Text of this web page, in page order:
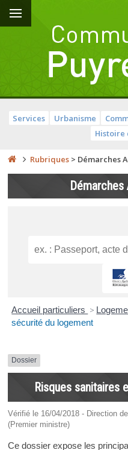
Services Urbanisme
Histoire
Rubriques > Démarches
Accueil particuliers >
sécurité du logement
Dossier
Risques sanitaires
Vérifié le 16/04/2018 - Direction
(Premier ministre)
Ce dossier expose les